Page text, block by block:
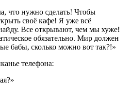
что нужно сделать! Чтобы
своё кафе! Я уже всё
Все открывают, чем мы хуже!
обязательно. Мир должен
бабы, сколько можно вот так?!»
телефона: